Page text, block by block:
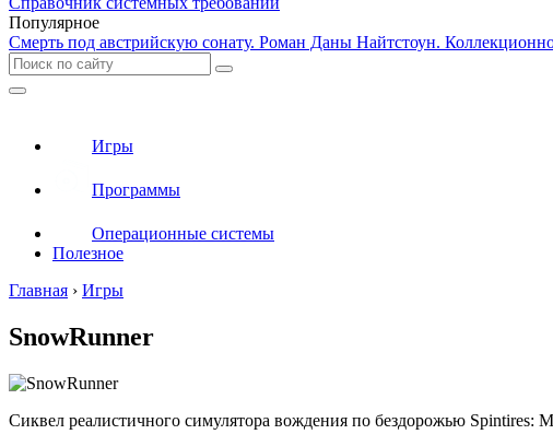
Популярное
Смерть под австрийскую сонату. Роман Даны Найтстоун.
Игры
Программы
Операционные системы
Полезное
Главная › Игры
SnowRunner
Сиквел реалистичного симулятора вождения по бездорожью